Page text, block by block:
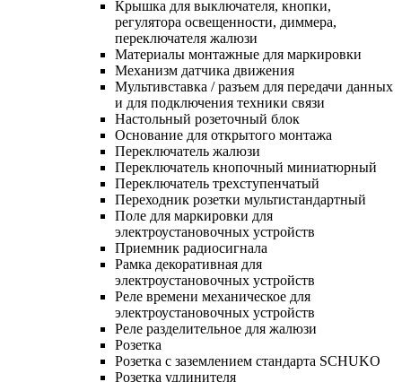
Крышка для выключателя, кнопки,
регулятора освещенности, диммера,
переключателя жалюзи
Материалы монтажные для маркировки
Механизм датчика движения
Мультивставка / разъем для передачи данных
и для подключения техники связи
Настольный розеточный блок
Основание для открытого монтажа
Переключатель жалюзи
Переключатель кнопочный миниатюрный
Переключатель трехступенчатый
Переходник розетки мультистандартный
Поле для маркировки для
электроустановочных устройств
Приемник радиосигнала
Рамка декоративная для
электроустановочных устройств
Реле времени механическое для
электроустановочных устройств
Реле разделительное для жалюзи
Розетка
Розетка с заземлением стандарта SCHUKO
Розетка удлинителя